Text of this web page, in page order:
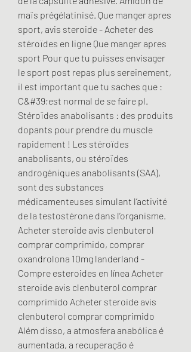
maïs prégélatinisé. Que manger apres
sport, avis steroide - Acheter des
stéroïdes en ligne Que manger apres
sport Pour que tu puisses envisager
le sport post repas plus sereinement,
il est important que tu saches que :
C&#39;est normal de se faire pl.
Stéroïdes anabolisants : des produits
dopants pour prendre du muscle
rapidement ! Les stéroïdes
anabolisants, ou stéroïdes
androgéniques anabolisants (SAA),
sont des substances
médicamenteuses simulant l’activité
de la testostérone dans l’organisme.
Acheter steroide avis clenbuterol
comprar comprimido, comprar
oxandrolona 10mg landerland -
Compre esteroides en línea Acheter
steroide avis clenbuterol comprar
comprimido Acheter steroide avis
clenbuterol comprar comprimido
Além disso, a atmosfera anabólica é
aumentada, a recuperação é